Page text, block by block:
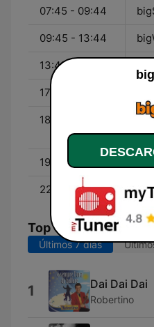
07:45 - 09:44
09:45 - 13:44
13:45 - 17:44
17:45 - 18:44
18:45 - 19:45
19:45 - 22:44
22:45 - 23:59
Top Canciones
Últimos 7 días
1 Dai Dai Dai
Robertino